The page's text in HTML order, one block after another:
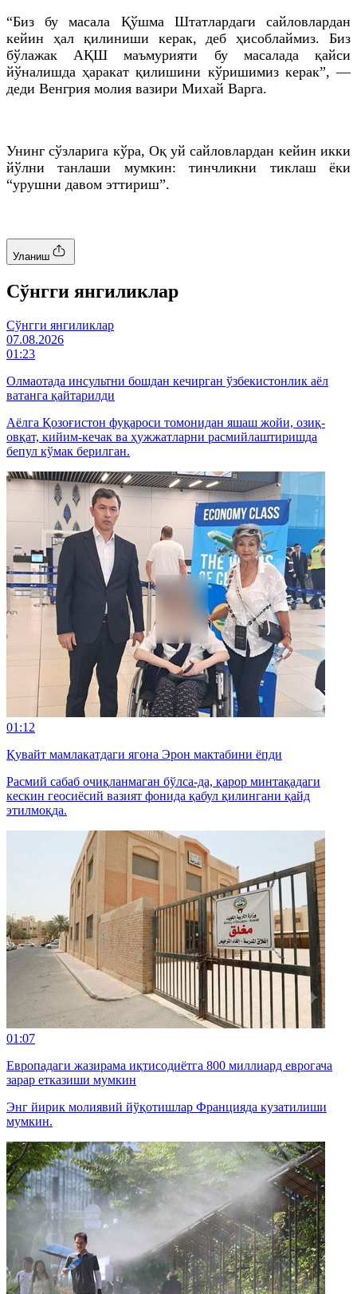
“Биз бу масала Қўшма Штатлардаги сайловлардан
кейин ҳал қилиниши керак, деб ҳисоблаймиз. Биз
бўлажак АҚШ маъмурияти бу масалада қайси
йўналишда ҳаракат қилишини кўришимиз керак”, —
деди Венгрия молия вазири Михай Варга.
Унинг сўзларига кўра, Оқ уй сайловлардан кейин икки
йўлни танлаши мумкин: тинчликни тиклаш ёки
“урушни давом эттириш”.
Уланиш
Cўнгги янгиликлар
Cўнгги янгиликлар
07.08.2026
01:23
Олмаотада инсультни бошдан кечирган ўзбекистонлик аёл
ватанга қайтарилди
Аёлга Қозоғистон фуқароси томонидан яшаш жойи, озиқ-
овқат, кийим-кечак ва ҳужжатларни расмийлаштиришда
бепул кўмак берилган.
01:12
Қувайт мамлакатдаги ягона Эрон мактабини ёпди
Расмий сабаб очиқланмаган бўлса-да, қарор минтақадаги
кескин геосиёсий вазият фонида қабул қилингани қайд
этилмоқда.
01:07
Европадаги жазирама иқтисодиётга 800 миллиард еврогача
зарар етказиши мумкин
Энг йирик молиявий йўқотишлар Францияда кузатилиши
мумкин.